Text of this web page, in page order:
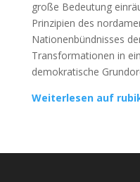
große Bedeutung
Prinzipien des
Nationenbündnisses
Transformationen in
demokratische
Weiterlesen auf